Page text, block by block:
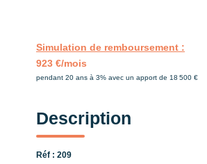
Simulation de remboursement :
923 €/mois
pendant 20 ans à 3% avec un apport de 18 500 €
Description
Réf : 209